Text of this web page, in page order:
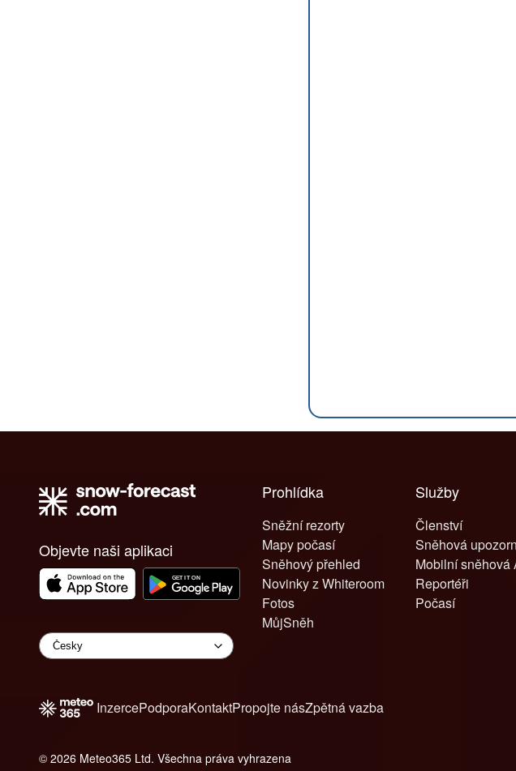
Objevte naši aplikaci
Prohlídka
Sněžní rezorty
Mapy počasí
Sněhový přehled
Novinky z Whiteroom
Fotos
MůjSněh
Služby
Členství
Sněhová
Mobilní sněhová
Reportéři
Počasí
InzercePodporaKontaktPropojte násZpětná vazba
© 2026 Meteo365 Ltd. Všechna práva vyhrazena